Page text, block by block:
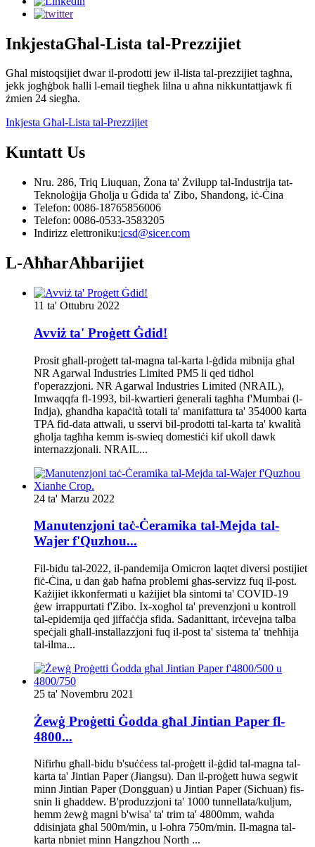
InkjestaGħal-Lista tal-Prezzijiet
Għal mistoqsijiet dwar il-prodotti jew il-lista tal-prezzijiet tagħna,
jekk jogħġbok ħalli l-email tiegħek lilna u aħna nikkuntattjawk fi
żmien 24 siegħa.
Inkjesta Għal-Lista tal-Prezzijiet
Kuntatt Us
Nru. 286, Triq Liuquan, Żona ta' Żvilupp tal-Industrija tat-
Teknoloġija Għolja u Ġdida ta' Zibo, Shandong, iċ-Ċina
Telefon: 0086-18765856006
Telefon: 0086-0533-3583205
Indirizz elettroniku:icsd@sicer.com
L-AħħarAħbarijiet
11 ta' Ottubru 2022
Avviż ta' Proġett Ġdid!
Prosit għall-proġett tal-magna tal-karta l-ġdida mibnija għal
NR Agarwal Industries Limited PM5 li qed tidħol
f'operazzjoni. NR Agarwal Industries Limited (NRAIL),
Imwaqqfa fl-1993, bil-kwartieri ġenerali tagħha f'Mumbai (l-
Indja), għandha kapaċità totali ta' manifattura ta' 354000 karta
TPA fid-data attwali, u sservi bil-prodotti tal-karta ta' kwalità
għolja tagħha kemm is-swieq domestiċi kif ukoll dawk
internazzjonali. NRAIL...
24 ta' Marzu 2022
Manutenzjoni taċ-Ċeramika tal-Mejda tal-
Wajer f'Quzhou...
Fil-bidu tal-2022, il-pandemija Omicron laqtet diversi postijiet
fiċ-Ċina, u dan ġab ħafna problemi għas-servizz fuq il-post.
Każijiet ikkonfermati u każijiet bla sintomi ta' COVID-19
ġew irrappurtati f'Zibo. Ix-xogħol ta' prevenzjoni u kontroll
tal-epidemija qed jiffaċċja sfida. Sadanittant, irċevejna talba
speċjali għall-installazzjoni fuq il-post ta' sistema ta' tneħħija
tal-ilma...
25 ta' Novembru 2021
Żewġ Proġetti Ġodda għal Jintian Paper fl-
4800...
Nifirħu għall-bidu b'suċċess tal-proġett il-ġdid tal-magna tal-
karta ta' Jintian Paper (Jiangsu). Dan il-proġett huwa segwit
minn Jintian Paper (Dongguan) u Jintian Paper (Sichuan) fis-
snin li għaddew. B'produzzjoni ta' 1000 tunnellata/kuljum,
hemm żewġ magni b'wisa' ta' trim ta' 4800mm, waħda
ddisinjata għal 500m/min, u l-oħra 750m/min. Il-magna tal-
karta nbniet minn Hangzhou North ...